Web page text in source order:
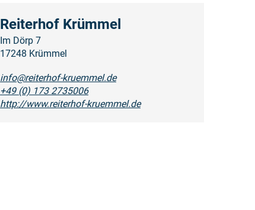
Reiterhof Krümmel
Im Dörp 7
17248 Krümmel
info@reiterhof-kruemmel.de
+49 (0) 173 2735006
http://www.reiterhof-kruemmel.de